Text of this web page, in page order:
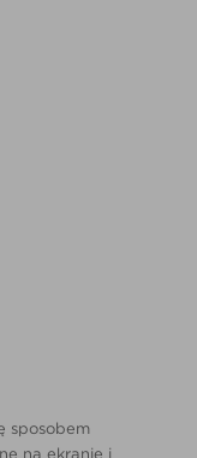
sposobem
na ekranie i